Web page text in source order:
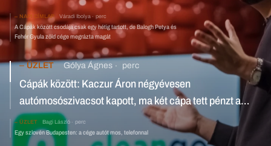
NAPI CÍMLAP Váradi Ibolya perc
A Cápák között csodája csak egy hétig tartott, de Balogh Petya és
Fehér Gyula zöld cége megrázta magát
ÜZLET Gólya Ágnes perc
Cápák között: Kaczur Áron négyévesen
autómosószivacsot kapott, ma két cápa tett pénzt a
zöld-tech-autómosójába
ÜZLET Bagi László perc
Egy szlovén Budapesten: a cége autót mos, telefonnal